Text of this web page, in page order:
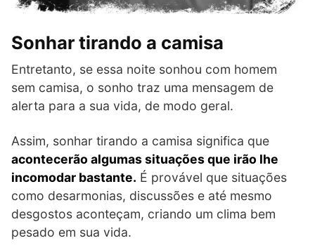
Sonhar tirando a camisa
Entretanto, se essa noite sonhou com homem
sem camisa, o sonho traz uma mensagem de
alerta para a sua vida, de modo geral.
Assim, sonhar tirando a camisa significa que
acontecerão algumas situações que irão lhe
incomodar bastante. É provável que situações
como desarmonias, discussões e até mesmo
desgostos aconteçam, criando um clima bem
pesado em sua vida.